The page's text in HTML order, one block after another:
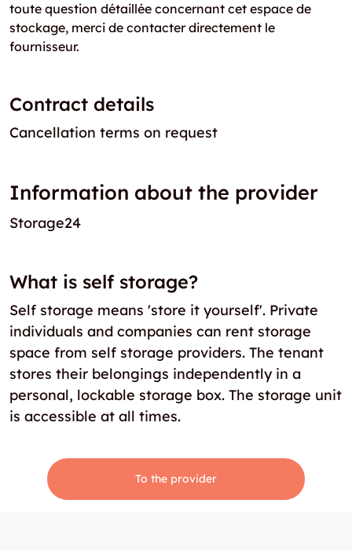
toute question détaillée concernant cet espace de
stockage, merci de contacter directement le
fournisseur.
Contract details
Cancellation terms on request
Information about the provider
Storage24
What is self storage?
Self storage means 'store it yourself'. Private
individuals and companies can rent storage
space from self storage providers. The tenant
stores their belongings independently in a
personal, lockable storage box. The storage unit
is accessible at all times.
To the provider